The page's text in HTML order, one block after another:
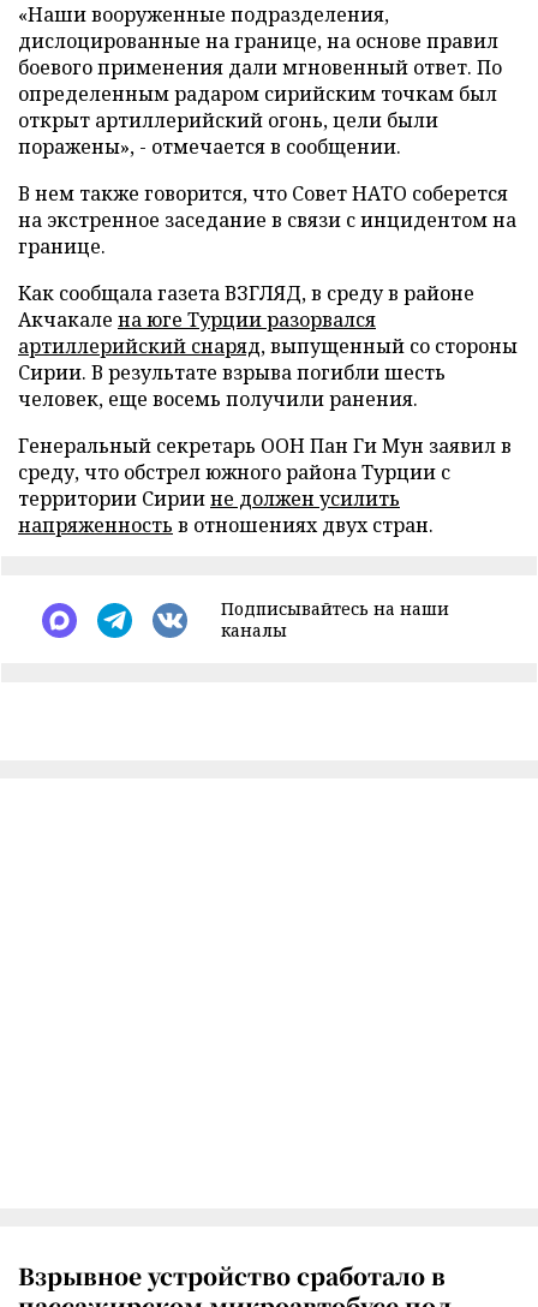
«Наши вооруженные подразделения,
дислоцированные на границе, на основе правил
боевого применения дали мгновенный ответ. По
определенным радаром сирийским точкам был
открыт артиллерийский огонь, цели были
поражены», - отмечается в сообщении.
В нем также говорится, что Совет НАТО соберется
на экстренное заседание в связи с инцидентом на
границе.
Как сообщала газета ВЗГЛЯД, в среду в районе
Акчакале на юге Турции разорвался
артиллерийский снаряд,выпущенный со стороны
Сирии. В результате взрыва погиблишесть
человек, еще восемь получили ранения.
Генеральный секретарь ООН Пан Ги Мун заявилв
среду, что обстрел южного района Турции с
территории Сириине должен усилить
напряженность в отношениях двух стран.
Подписывайтесь на наши
каналы
Взрывное устройство сработало в